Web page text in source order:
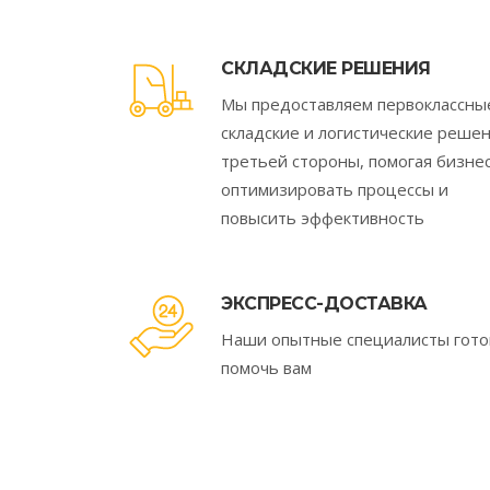
СКЛАДСКИЕ РЕШЕНИЯ
Мы предоставляем
складские и логистические
третьей стороны, помогая
оптимизировать процессы и
повысить эффективность
ЭКСПРЕСС-ДОСТАВКА
Наши опытные специалисты
помочь вам